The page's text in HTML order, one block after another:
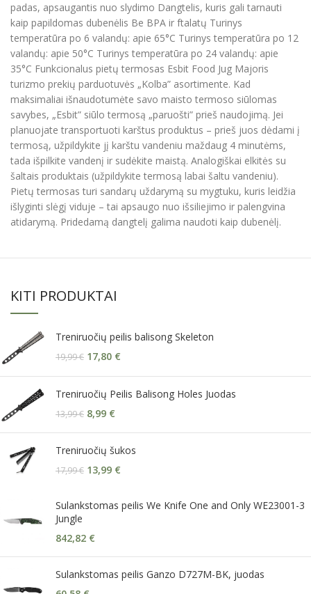
padas, apsaugantis nuo slydimo Dangtelis, kuris gali tarnauti
kaip papildomas dubenėlis Be BPA ir ftalatų Turinys
temperatūra po 6 valandų: apie 65°C Turinys temperatūra po 12
valandų: apie 50°C Turinys temperatūra po 24 valandų: apie
35°C Funkcionalus pietų termosas Esbit Food Jug Majoris
turizmo prekių parduotuvės „Kolba” asortimente. Kad
maksimaliai išnaudotumėte savo maisto termoso siūlomas
savybes, „Esbit” siūlo termosą „paruošti” prieš naudojimą. Jei
planuojate transportuoti karštus produktus – prieš juos dėdami į
termosą, užpildykite jį karštu vandeniu maždaug 4 minutėms,
tada išpilkite vandenį ir sudėkite maistą. Analogiškai elkitės su
šaltais produktais (užpildykite termosą labai šaltu vandeniu).
Pietų termosas turi sandarų uždarymą su mygtuku, kuris leidžia
išlyginti slėgį viduje – tai apsaugo nuo išsiliejimo ir palengvina
atidarymą. Pridedamą dangtelį galima naudoti kaip dubenėlį.
KITI PRODUKTAI
Treniruočių peilis balisong Skeleton
19,99€ 17,80 €
Treniruočių Peilis Balisong Holes Juodas
13,99€ 8,99 €
Treniruočių šukos
17,99€ 13,99 €
Sulankstomas peilis We Knife One and Only WE23001-3
Jungle
842,82 €
Sulankstomas peilis Ganzo D727M-BK, juodas